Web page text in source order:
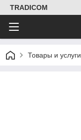
TRADICOM
Товары и услуги